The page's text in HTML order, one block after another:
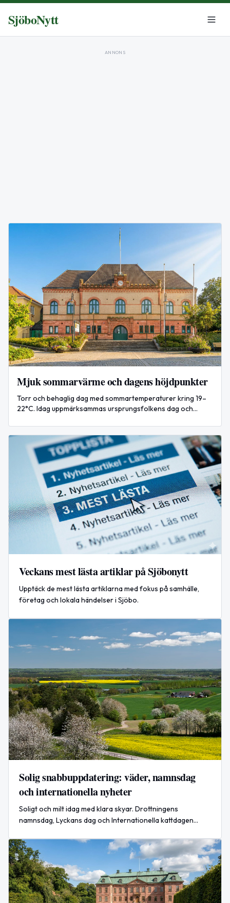
SjöboNytt
ANNONS
Mjuk sommarvärme och dagens höjdpunkter
Torr och behaglig dag med sommartemperaturer kring 19–
22°C. Idag uppmärksammas ursprungsfolkens dag och
efter attacker mot Kyiv.
Veckans mest lästa artiklar på Sjöbonytt
Upptäck de mest lästa artiklarna med fokus på samhälle,
företag och lokala händelser i Sjöbo.
Solig snabbuppdatering: väder, namnsdag
och internationella nyheter
Soligt och milt idag med klara skyar. Drottningens
namnsdag, Lyckans dag och Internationella kattdagen
Mecka.